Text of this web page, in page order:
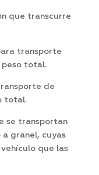
que transcurre
transporte
peso total.
de
total.
se transportan
a granel, cuyas
que las